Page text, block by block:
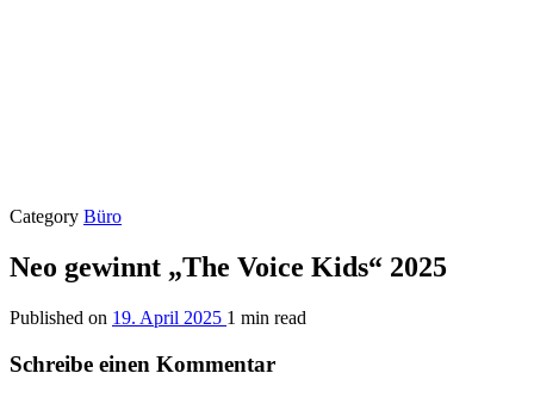
Category Büro
Neo gewinnt „The Voice Kids“ 2025
Published on 19. April 2025 1 min read
Schreibe einen Kommentar